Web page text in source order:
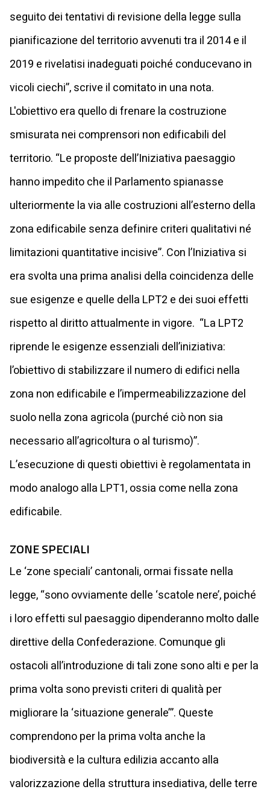
seguito dei tentativi di revisione della legge sulla
pianificazione del territorio avvenuti tra il 2014 e il
2019 e rivelatisi inadeguati poiché conducevano in
vicoli ciechi”, scrive il comitato in una nota.
L'obiettivo era quello di frenare la costruzione
smisurata nei comprensori non edificabili del
territorio. “Le proposte dell’Iniziativa paesaggio
hanno impedito che il Parlamento spianasse
ulteriormente la via alle costruzioni all’esterno della
zona edificabile senza definire criteri qualitativi né
limitazioni quantitative incisive”. Con l’Iniziativa si
era svolta una prima analisi della coincidenza delle
sue esigenze e quelle della LPT2 e dei suoi effetti
rispetto al diritto attualmente in vigore. “La LPT2
riprende le esigenze essenziali dell’iniziativa:
l’obiettivo di stabilizzare il numero di edifici nella
zona non edificabile e l’impermeabilizzazione del
suolo nella zona agricola (purché ciò non sia
necessario all’agricoltura o al turismo)”.
L’esecuzione di questi obiettivi è regolamentata in
modo analogo alla LPT1, ossia come nella zona
edificabile.
ZONE SPECIALI
Le ‘zone speciali’ cantonali, ormai fissate nella
legge, “sono ovviamente delle ‘scatole nere’, poiché
i loro effetti sul paesaggio dipenderanno molto dalle
direttive della Confederazione. Comunque gli
ostacoli all’introduzione di tali zone sono alti e per la
prima volta sono previsti criteri di qualità per
migliorare la ‘situazione generale’”. Queste
comprendono per la prima volta anche la
biodiversità e la cultura edilizia accanto alla
valorizzazione della struttura insediativa, delle terre